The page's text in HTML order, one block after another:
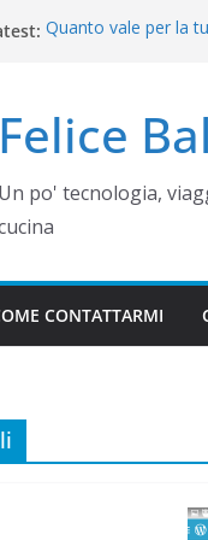
Quanto vale per la
Rimettere in
Campania
Controllo operativo
gestionale su
Felice
Un po' tecnologia,
CONTATTARMI
WEB E COMUNICAZIONE
COME